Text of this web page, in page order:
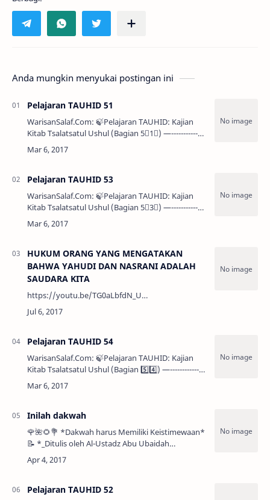
Anda mungkin menyukai postingan ini
Pelajaran TAUHID 51
WarisanSalaf.Com: 🍃Pelajaran TAUHID: Kajian
Kitab Tsalatsatul Ushul (Bagian 5⃣1⃣) —--------------
-------------------------— 💢 PENJELASAN …
Pelajaran TAUHID 53
WarisanSalaf.Com: 🍃Pelajaran TAUHID: Kajian
Kitab Tsalatsatul Ushul (Bagian 5⃣3⃣) —--------------
-------------------------— 🌴 Asy-Syaikh Muh…
HUKUM ORANG YANG MENGATAKAN
BAHWA YAHUDI DAN NASRANI ADALAH
SAUDARA KITA
https://youtu.be/TG0aLbfdN_U…
Pelajaran TAUHID 54
WarisanSalaf.Com: 🍃Pelajaran TAUHID: Kajian
Kitab Tsalatsatul Ushul (Bagian 5️⃣4️⃣) —--------------
-------------------------— 🌴…
Inilah dakwah
🌹🌺🌻💐 *Dakwah harus Memiliki Keistimewaan*
📝 *_Ditulis oleh Al-Ustadz Abu Ubaidah
Syafruddin_* 💎 *Asy-Syaikh Muqbil Merintis
Dakwah* …
Pelajaran TAUHID 52